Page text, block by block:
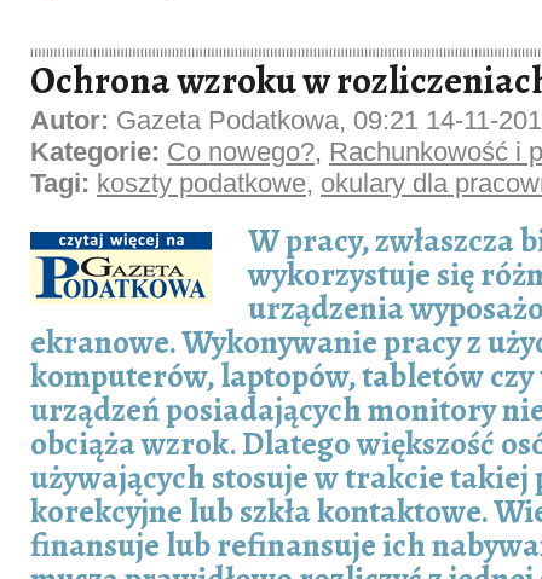
Ochrona wzroku w
Autor: Gazeta Podatkowa, 09:21 14-11-
Kategorie: Co nowego?, Rachunkowość i
Tagi: koszty podatkowe, okulary dla
W pracy, zwłaszcza
wykorzystuje się
urządzenia
ekranowe. Wykonywanie pracy z
komputerów, laptopów, tabletów
urządzeń posiadających monitory
obciąża wzrok. Dlatego większość
używających stosuje w trakcie
korekcyjne lub szkła kontaktowe.
finansuje lub refinansuje ich